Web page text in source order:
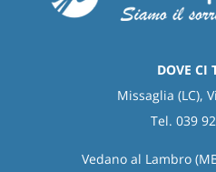
DOVE CI
Missaglia (LC),
Tel. 039
Vedano al Lambro